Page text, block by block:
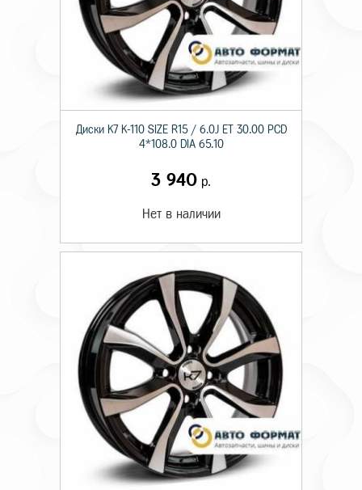
Диски K7 K-110 SIZE R15 / 6.0J ET 30.00 PCD
4*108.0 DIA 65.10
3 940 р.
Нет в наличии